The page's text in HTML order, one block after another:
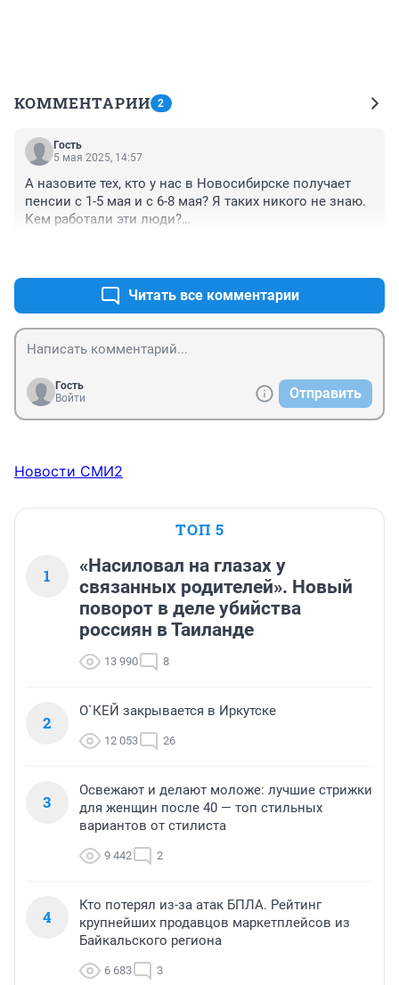
КОММЕНТАРИИ 2
Гость
5 мая 2025, 14:57
А назовите тех, кто у нас в Новосибирске получает
пенсии с 1-5 мая и с 6-8 мая? Я таких никого не знаю.
Кем работали эти люди?
Читать все комментарии
Гость
Войти
Отправить
Новости СМИ2
ТОП 5
1
«Насиловал на глазах у
связанных родителей». Новый
поворот в деле убийства
россиян в Таиланде
13 990 8
2
О`КЕЙ закрывается в Иркутске
12 053 26
3
Освежают и делают моложе: лучшие стрижки
для женщин после 40 — топ стильных
вариантов от стилиста
9 442 2
4
Кто потерял из-за атак БПЛА. Рейтинг
крупнейших продавцов маркетплейсов из
Байкальского региона
6 683 3